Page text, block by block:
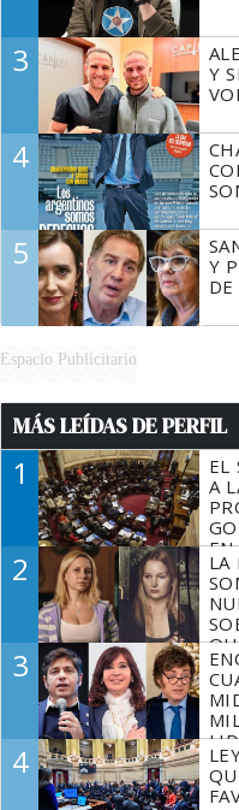
3
Y
4
5
Y
Espacio Publicitario
MÁS LEÍDAS DE PERFIL
1
EL
A
EN
2
LA
3
4